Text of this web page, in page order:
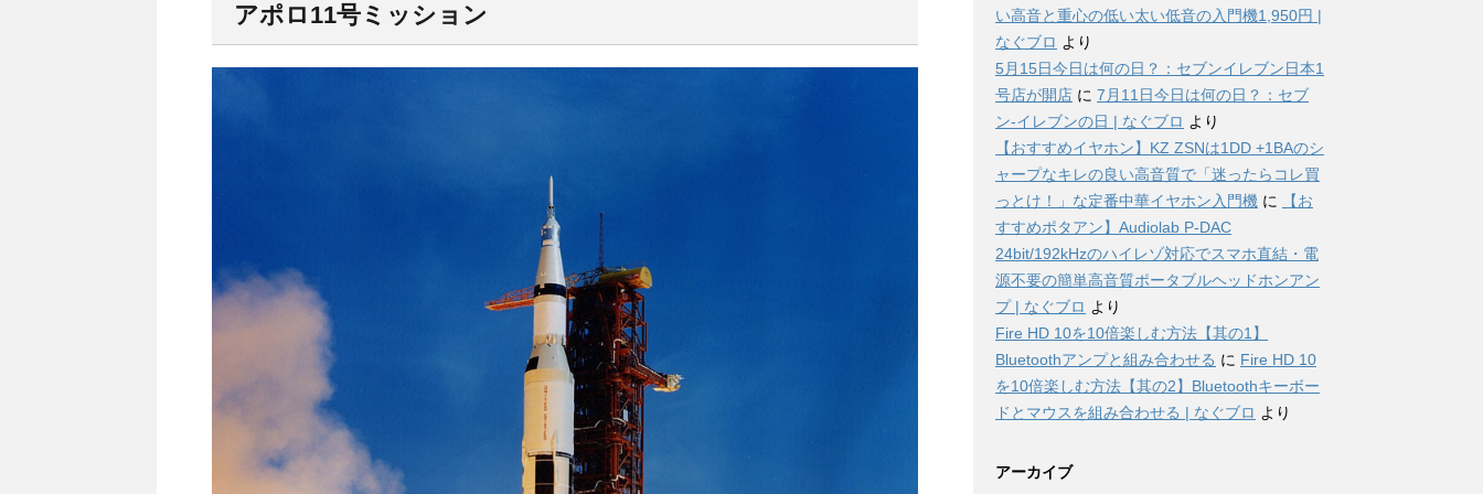
アポロ11号ミッション
い高音と重心の低い太い低音の入門機1,950円 |
なぐブロ より
5月15日今日は何の日？：セブンイレブン日本1
号店が開店 に 7月11日今日は何の日？：セブ
ン-イレブンの日 | なぐブロ より
【おすすめイヤホン】KZ ZSNは1DD +1BAのシ
ャープなキレの良い高音質で「迷ったらコレ買
っとけ！」な定番中華イヤホン入門機 に
【お
すすめポタアン】Audiolab P-DAC
24bit/192kHzのハイレゾ対応でスマホ直結・電
源不要の簡単高音質ポータブルヘッドホンアン
プ | なぐブロ より
Fire HD 10を10倍楽しむ方法【其の1】
Bluetoothアンプと組み合わせる に Fire HD 10
を10倍楽しむ方法【其の2】Bluetoothキーボー
ドとマウスを組み合わせる | なぐブロ より
アーカイブ